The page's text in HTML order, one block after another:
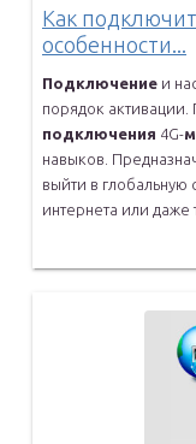
Как
особенности...
Подключение и
порядок активации.
подключения 4G-
навыков.
выйти в глобальную
интернета или даже